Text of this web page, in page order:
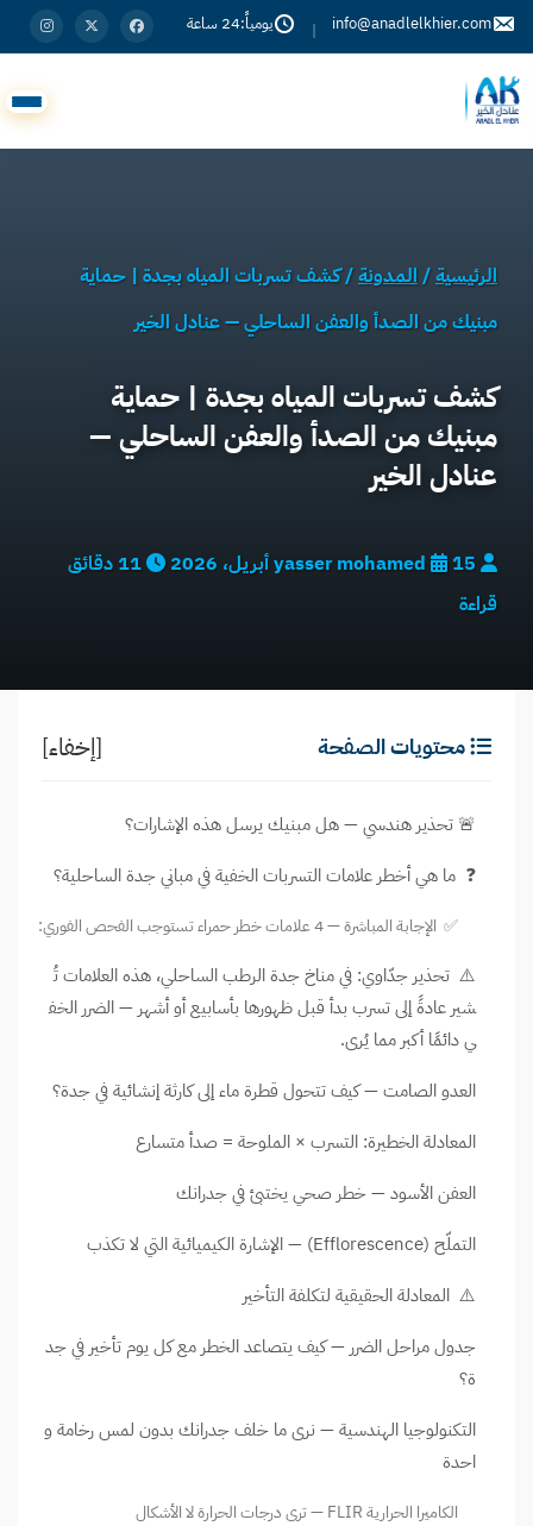
info@anadlelkhier.com
| يومياً:24 ساعة
الرئيسية/المدونة/كشف تسربات المياه بجدة | حماية
مبنيك من الصدأ والعفن الساحلي — عنادل الخير
كشف تسربات المياه بجدة | حماية
مبنيك من الصدأ والعفن الساحلي —
عنادل الخير
15 أبريل، 2026
11 دقائق
قراءة
محتويات الصفحة [إخفاء]
🚨 تحذير هندسي — هل مبنيك يرسل هذه الإشارات؟
❓ ما هي أخطر علامات التسربات الخفية في مباني جدة الساحلية؟
✅ الإجابة المباشرة — 4 علامات خطر حمراء تستوجب الفحص الفوري:
⚠️ تحذير جدّاوي: في مناخ جدة الرطب الساحلي، هذه العلامات تُ
شير عادةً إلى تسرب بدأ قبل ظهورها بأسابيع أو أشهر — الضرر الخف
ي دائمًا أكبر مما يُرى.
العدو الصامت — كيف تتحول قطرة ماء إلى كارثة إنشائية في جدة؟
المعادلة الخطيرة: التسرب × الملوحة = صدأ متسارع
العفن الأسود — خطر صحي يختبئ في جدرانك
التملّح (Efflorescence) — الإشارة الكيميائية التي لا تكذب
⚠️ المعادلة الحقيقية لتكلفة التأخير
جدول مراحل الضرر — كيف يتصاعد الخطر مع كل يوم تأخير في جد
ة؟
التكنولوجيا الهندسية — نرى ما خلف جدرانك بدون لمس رخامة و
احدة
الكاميرا الحرارية FLIR — ترى درجات الحرارة لا الأشكال